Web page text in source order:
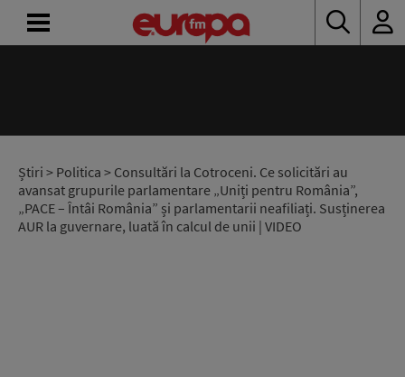
Știri > Politica > Consultări la Cotroceni. Ce solicitări au
avansat grupurile parlamentare „Uniți pentru România”,
„PACE – Întâi România” și parlamentarii neafiliați. Susținerea
AUR la guvernare, luată în calcul de unii | VIDEO
RADIO
CONCURSURI